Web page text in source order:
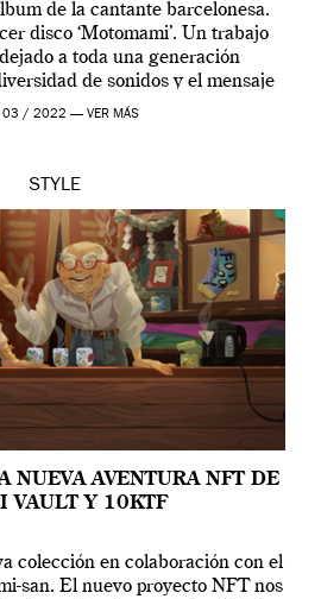
de la cantante barcelonesa.
disco ‘Motomami’. Un trabajo
a toda una generación
de sonidos y el mensaje
que […]
03 / 2022 — VER MÁS
STYLE
NUEVA AVENTURA NFT DE
VAULT Y 10KTF
colección en colaboración con el
san. El nuevo proyecto NFT nos